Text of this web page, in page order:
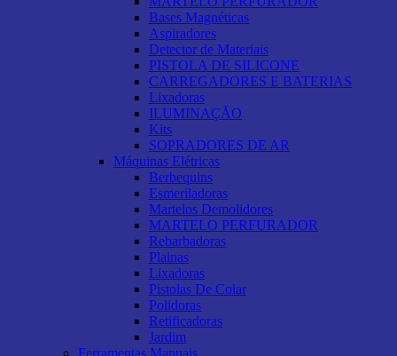
Bases Magnéticas
Aspiradores
Detector de Materiais
PISTOLA DE SILICONE
CARREGADORES E BATERIAS
Lixadoras
ILUMINAÇÃO
Kits
SOPRADORES DE AR
Máquinas Elétricas
Berbequins
Esmeriladoras
Martelos Demolidores
MARTELO PERFURADOR
Rebarbadoras
Plainas
Lixadoras
Pistolas De Colar
Polidoras
Retificadoras
Jardim
Ferramentas Manuais